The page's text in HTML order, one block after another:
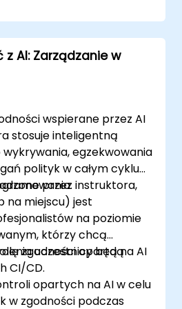
IT.
z AI: Zarządzanie w
wspierane przez AI
stosuje inteligentną
egzekwowania
polityk w całym cyklu
przez instruktora,
na miejscu) jest
na poziomie
którzy chcą
zgodności opartą na AI
CI/CD.
uczestnicy będą
opartych na AI w celu
w zgodności podczas